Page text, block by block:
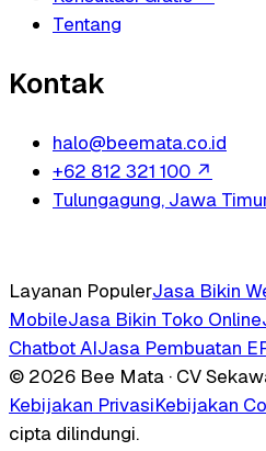
Tentang
Kontak
halo@beemata.co.id
+62 812 321 100 ↗
Tulungagung, Jawa
Layanan PopulerJasa Bikin
MobileJasa Bikin Toko Online
Chatbot AIJasa Pembuatan
© 2026 Bee Mata · CV
Kebijakan PrivasiKebijakan
cipta dilindungi.